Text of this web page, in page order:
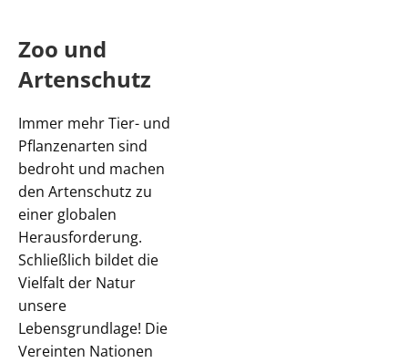
Zoo und
Artenschutz
Immer mehr Tier- und
Pflanzenarten sind
bedroht und machen
den Artenschutz zu
einer globalen
Herausforderung.
Schließlich bildet die
Vielfalt der Natur
unsere
Lebensgrundlage! Die
Vereinten Nationen